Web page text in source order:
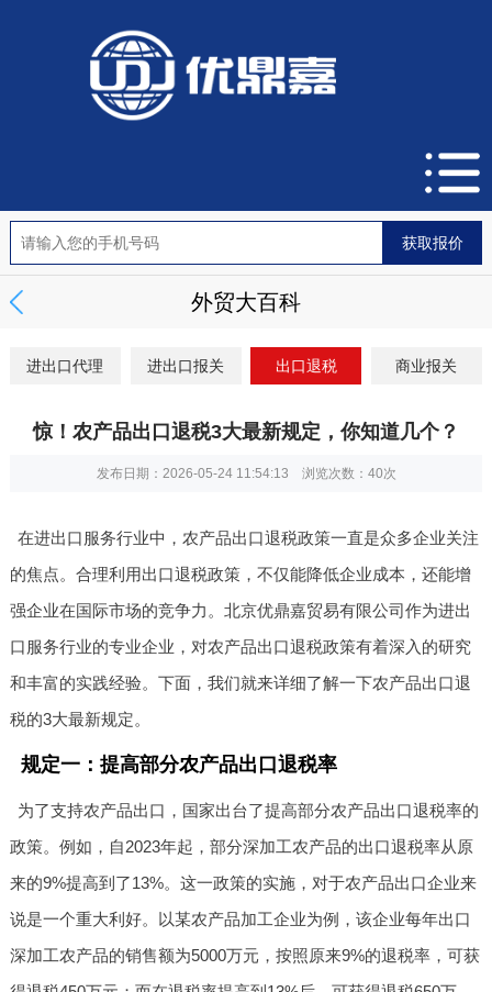
外贸大百科
进出口代理 进出口报关 出口退税 商业报关
惊！农产品出口退税3大最新规定，你知道几个？
发布日期：2026-05-24 11:54:13 浏览次数： 40次
在进出口服务行业中，农产品出口退税政策一直是众多企业关注
的焦点。合理利用出口退税政策，不仅能降低企业成本，还能增
强企业在国际市场的竞争力。北京优鼎嘉贸易有限公司作为进出
口服务行业的专业企业，对农产品出口退税政策有着深入的研究
和丰富的实践经验。下面，我们就来详细了解一下农产品出口退
税的3大最新规定。
规定一：提高部分农产品出口退税率
为了支持农产品出口，国家出台了提高部分农产品出口退税率的
政策。例如，自2023年起，部分深加工农产品的出口退税率从原
来的9%提高到了13%。这一政策的实施，对于农产品出口企业来
说是一个重大利好。以某农产品加工企业为例，该企业每年出口
深加工农产品的销售额为5000万元，按照原来9%的退税率，可获